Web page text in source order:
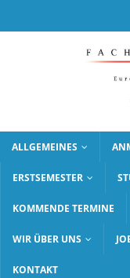
ALLGEMEINES
ERSTSEMESTER
KOMMENDE TERMINE
WIR ÜBER UNS
KONTAKT